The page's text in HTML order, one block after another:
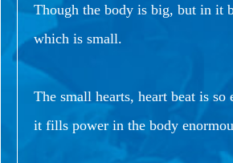
Though the body is big, but in it
which is small.
The small hearts, heart beat is so
it fills power in the body